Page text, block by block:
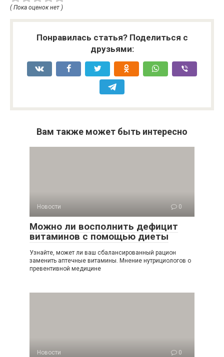
( Пока оценок нет )
Понравилась статья? Поделиться с
друзьями:
Вам также может быть интересно
Новости 0
Можно ли восполнить дефицит
витаминов с помощью диеты
Узнайте, может ли ваш сбалансированный рацион
заменить аптечные витамины. Мнение нутрициологов о
превентивной медицине
Новости 0